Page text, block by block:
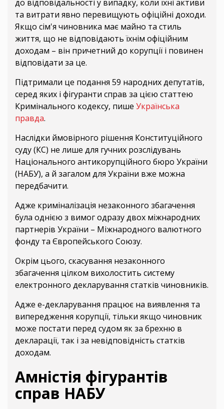
до відповідальності у випадку, коли їхні активи
та витрати явно перевищують офіційні доходи.
Якщо сім'я чиновника має майно та стиль
життя, що не відповідають їхнім офіційним
доходам – він причетний до корупції і повинен
відповідати за це.
Підтримали це подання 59 народних депутатів,
серед яких і фігуранти справ за цією статтею
Кримінального кодексу, пише Українська
правда.
Наслідки ймовірного рішення Конституційного
суду (КС) не лише для гучних розслідувань
Національного антикорупційного бюро України
(НАБУ), а й загалом для України вже можна
передбачити.
Адже криміналізація незаконного збагачення
була однією з вимог одразу двох міжнародних
партнерів України – Міжнародного валютного
фонду та Європейського Союзу.
Окрім цього, скасування незаконного
збагачення цілком вихолостить систему
електронного декларування статків чиновників.
Адже е-декларування працює на виявлення та
випередження корупції, тільки якщо чиновник
може постати перед судом як за брехню в
декларації, так і за невідповідність статків
доходам.
Амністія фігурантів
справ НАБУ